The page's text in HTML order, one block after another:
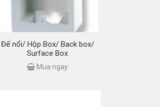
Đế nổi/ Hộp Box/ Back box/
Surface Box
Mua ngay